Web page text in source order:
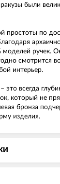
были
простоты по
моделей ручек.
смотрится
интерьер.
это всегда
который не
бронза
изделия.